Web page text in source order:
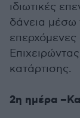
ιδιωτικές
δάνεια μέσω
κατάρτισης.
2η ημέρα